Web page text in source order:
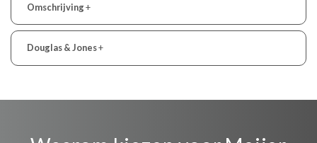
Omschrijving+
Douglas & Jones+